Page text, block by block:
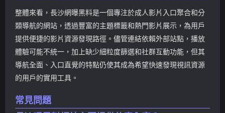
整體來看，長沙網曝黑料是一個專注於成人影片入口聚合和分
類導航的網站，透過豐富的主題標籤和熱門影片展示，為用戶
提供便捷的影片資源發現路徑。儘管連結依賴外部站點，播放
體驗可能不統一，加上缺少細粒度篩選和社群互動功能，但其
導航全面、入口直覺的特點仍使其成為希望快速發現視訊資源
的用戶的實用工具。
常見問題